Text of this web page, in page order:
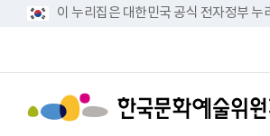
이 누리집은 대한민국 공식 전자정부 누